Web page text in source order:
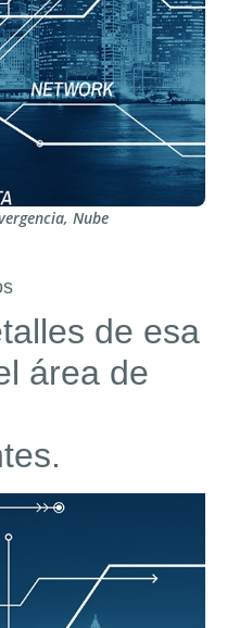
, Nube
de esa
área de